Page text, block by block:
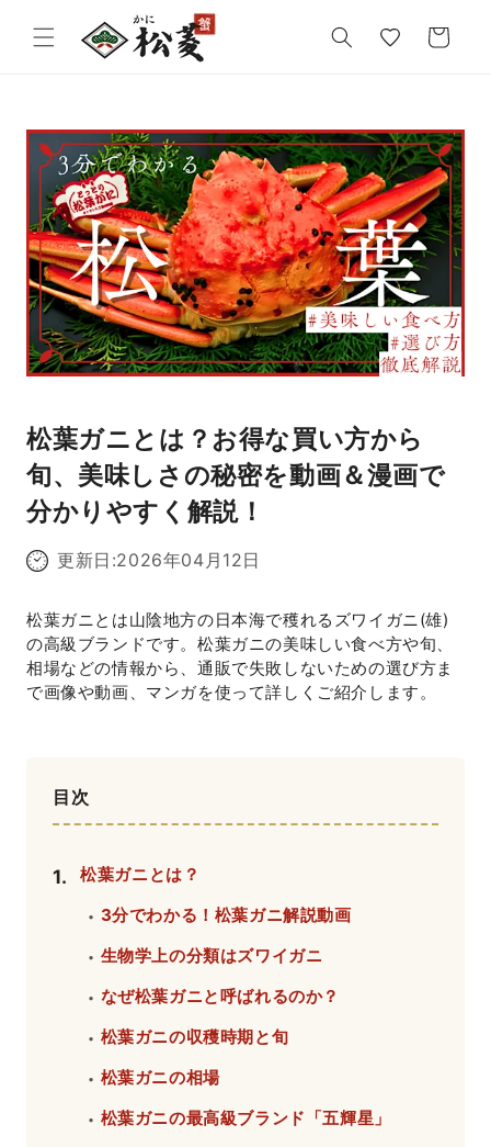
に
ー
松葉ガニとは？お得な買い方から
旬、美味しさの秘密を動画＆漫画で
分かりやすく解説！
更新日:2026年04月12日
松葉ガニとは山陰地方の日本海で穫れるズワイガニ(雄)
の高級ブランドです。松葉ガニの美味しい食べ方や旬、
相場などの情報から、通販で失敗しないための選び方ま
で画像や動画、マンガを使って詳しくご紹介します。
目次
1. 松葉ガニとは？
・ 3分でわかる！松葉ガニ解説動画
・ 生物学上の分類はズワイガニ
・ なぜ松葉ガニと呼ばれるのか？
・ 松葉ガニの収穫時期と旬
・ 松葉ガニの相場
・ 松葉ガニの最高級ブランド「五輝星」